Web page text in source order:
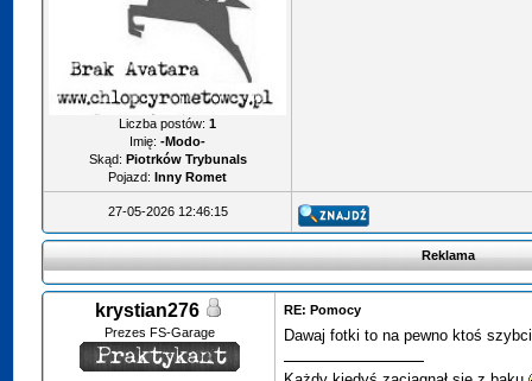
Liczba postów:1
Imię: -Modo-
Skąd: Piotrków Trybunals
Pojazd: Inny Romet
27-05-2026 12:46:15
Reklama
krystian276
Prezes FS-Garage
RE: Pomocy
Dawaj fotki to na pewno ktoś